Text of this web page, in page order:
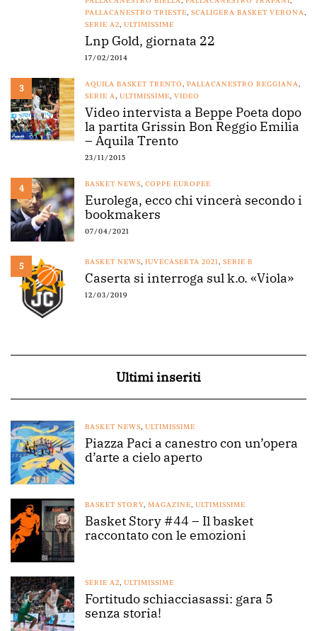
PALLACANESTRO TRIESTE, SCALIGERA BASKET VERONA,
SERIE A2, ULTIMISSIME
Lnp Gold, giornata 22
17/02/2014
3 AQUILA BASKET TRENTO, PALLACANESTRO REGGIANA,
SERIE A, ULTIMISSIME, VIDEO
Video intervista a Beppe Poeta dopo
la partita Grissin Bon Reggio Emilia
– Aquila Trento
23/11/2015
4 BASKET NEWS, COPPE EUROPEE
Eurolega, ecco chi vincerà secondo i
bookmakers
07/04/2021
5 BASKET NEWS, JUVECASERTA 2021, SERIE B
Caserta si interroga sul k.o. «Viola»
12/03/2019
Ultimi inseriti
BASKET NEWS, ULTIMISSIME
Piazza Paci a canestro con un’opera
d’arte a cielo aperto
BASKET STORY, MAGAZINE, ULTIMISSIME
Basket Story #44 – Il basket
raccontato con le emozioni
SERIE A2, ULTIMISSIME
Fortitudo schiacciasassi: gara 5
senza storia!